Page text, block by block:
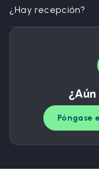
¿Hay recepción?
Póngase